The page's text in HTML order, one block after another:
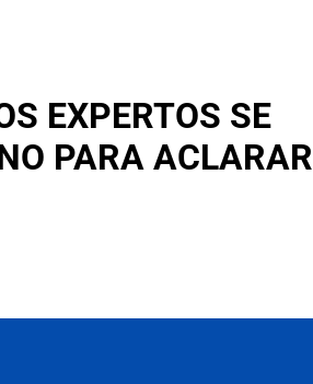
EXPERTOS SE
PARA ACLARAR